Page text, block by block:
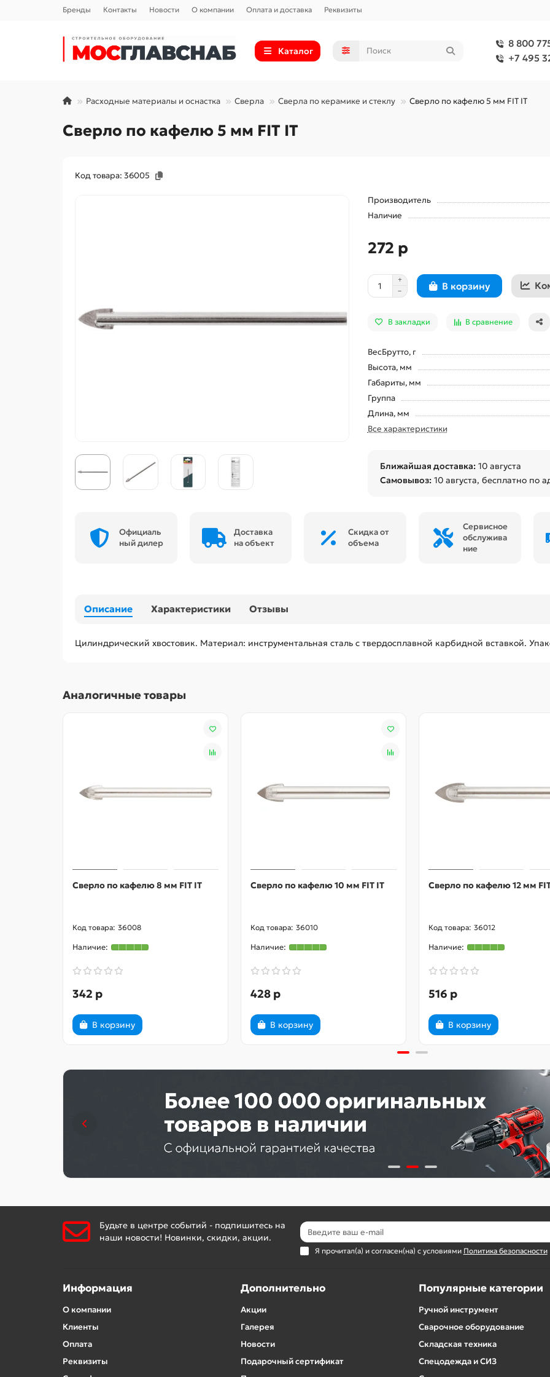
Бренды Контакты Новости О компании Оплата и доставка Реквизиты
Каталог
8 800
+7 495
Расходные материалы и оснастка Сверла Сверла по керамике и стеклу Сверло по кафелю 5 мм FIT IT
Сверло по кафелю 5 мм FIT IT
Код товара: 36005
Производитель
Наличие
272 р
В корзину
В закладки В сравнение
ВесБрутто, г
Высота, мм
Габариты, мм
Группа
Длина, мм
Все характеристики
Ближайшая доставка: 10 августа
Самовывоз: 10 августа, бесплатно по
Официаль
ный дилер
Доставка
на объект
Скидка от
объема
Сервисное
обслужива
ние
Описание Характеристики Отзывы
Цилиндрический хвостовик. Материал: инструментальная сталь с твердосплавной карбидной вставкой.
Аналогичные товары
Сверло по кафелю 8 мм FIT IT
36008
342 р
В корзину
Сверло по кафелю 10 мм FIT IT
36010
428 р
В корзину
Сверло по кафелю 12 мм
36012
516 р
В корзину
Будьте в центре событий - подпишитесь на
наши новости! Новинки, скидки, акции.
Я прочитал(а) и согласен(на) с условиями Политика безопасности
Информация
О компании
Клиенты
Оплата
Реквизиты
Дополнительно
Акции
Галерея
Новости
Подарочный сертификат
Популярные категории
Ручной инструмент
Сварочное оборудование
Складская техника
Спецодежда и СИЗ